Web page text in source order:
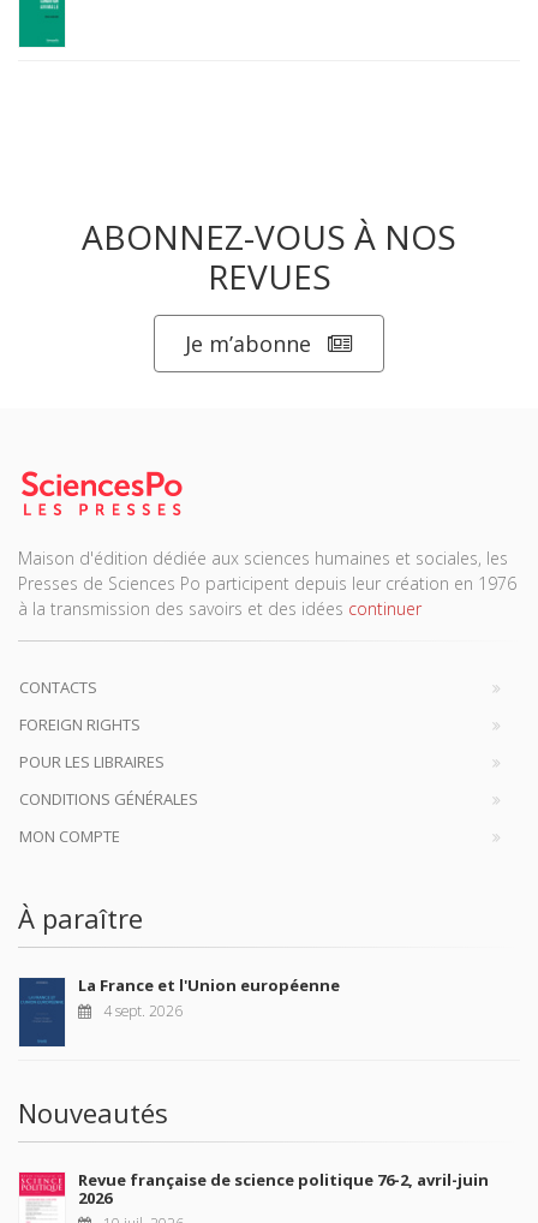
ABONNEZ-VOUS À NOS
REVUES
Je m’abonne
Maison d'édition dédiée aux sciences humaines et sociales, les
Presses de Sciences Po participent depuis leur création en 1976
à la transmission des savoirs et des idées continuer
CONTACTS
FOREIGN RIGHTS
POUR LES LIBRAIRES
CONDITIONS GÉNÉRALES
MON COMPTE
À paraître
La France et l'Union européenne
4 sept. 2026
Nouveautés
Revue française de science politique 76-2, avril-juin
2026